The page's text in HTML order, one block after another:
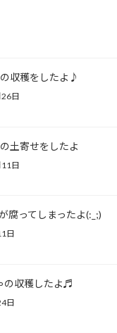
収穫をしたよ♪
日
土寄せをしたよ
日
腐ってしまったよ(:_;)
日
の収穫したよ♬
日